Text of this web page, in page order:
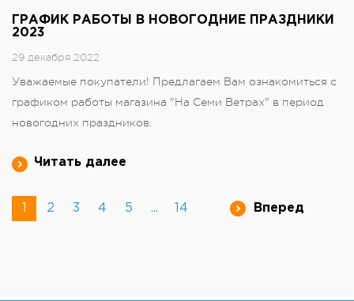
ГРАФИК РАБОТЫ В НОВОГОДНИЕ ПРАЗДНИКИ
2023
29 декабря 2022
Уважаемые покупатели! Предлагаем Вам ознакомиться с
графиком работы магазина "На Семи Ветрах" в период
новогодних праздников.
Читать далее
2 3 4 5 ... 14 Вперед